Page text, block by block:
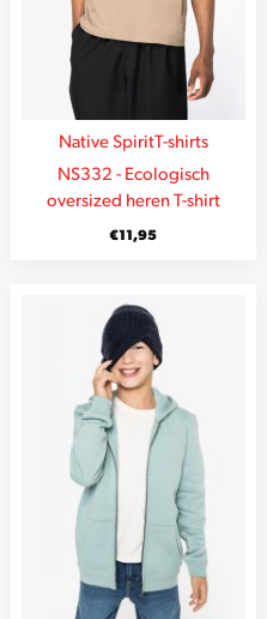
Native SpiritT-shirts
NS332 - Ecologisch
oversized heren T-shirt
€11,95